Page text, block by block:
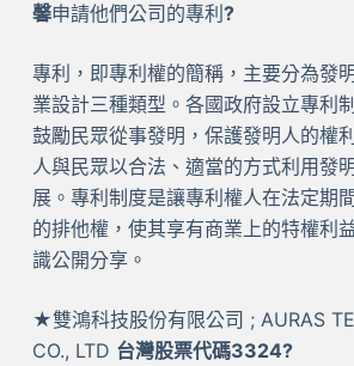
馨申請他們公司的專利 ?
專利，即專利權的簡稱，主要分為發
業設計三種類型。各國政府設立專利
鼓勵民眾從事發明，保護發明人的權
人與民眾以合法、適當的方式利用發
展。專利制度是讓專利權人在法定期
的排他權，使其享有商業上的特權利
識公開分享。
★雙鴻科技股份有限公司 ; AURAS
CO., LTD 台灣股票代碼3324?